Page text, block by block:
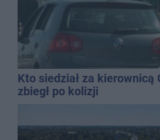
Kto siedział za kierownicą
zbiegł po kolizji